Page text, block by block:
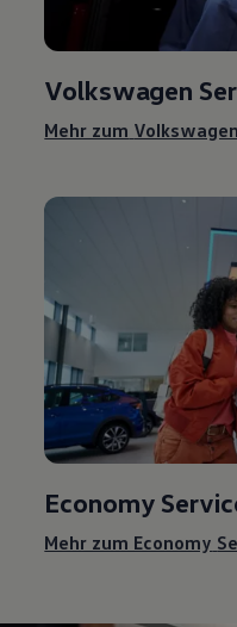
Volkswagen
Mehr zum Volkswagen
Economy
Mehr zum Economy